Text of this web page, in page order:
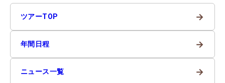
ツアーTOP →
年間日程 →
ニュース一覧 →